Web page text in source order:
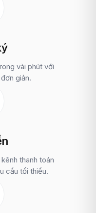
vài phút với
giản.
thanh toán
cầu tối thiểu.